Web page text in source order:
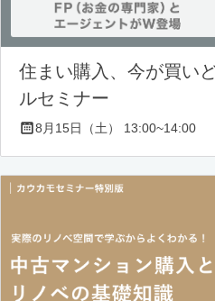
住まい購入、今が買い
ルセミナー
8月15日（土） 13:00~14:00